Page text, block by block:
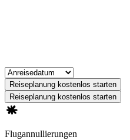
Reiseplanung kostenlos starten
Reiseplanung kostenlos starten
Flugannullierungen